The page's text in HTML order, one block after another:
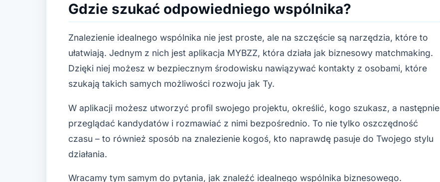
Gdzie szukać odpowiedniego wspólnika?
Znalezienie idealnego wspólnika nie jest proste, ale na szczęście są narzędzia, które to
ułatwiają. Jednym z nich jest aplikacja MYBZZ, która działa jak biznesowy matchmaking.
Dzięki niej możesz w bezpiecznym środowisku nawiązywać kontakty z osobami, które
szukają takich samych możliwości rozwoju jak Ty.
W aplikacji możesz utworzyć profil swojego projektu, określić, kogo szukasz, a następnie
przeglądać kandydatów i rozmawiać z nimi bezpośrednio. To nie tylko oszczędność
czasu – to również sposób na znalezienie kogoś, kto naprawdę pasuje do Twojego stylu
działania.
Wracamy tym samym do pytania, jak znaleźć idealnego wspólnika biznesowego.